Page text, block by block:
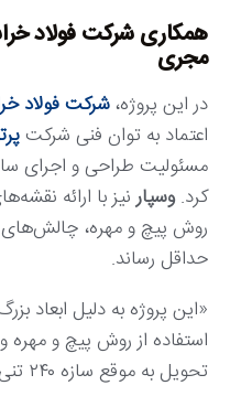
همکاری شرکت فولاد
مجری
در این پروژه، شرکت فولاد
اعتماد به توان فنی شرکت
مسئولیت طراحی و اجرای
کرد.وسپارنیز با ارائه
روش پیچ و مهره، چالش‌های
حداقل رساند.
«این پروژه به دلیل ابعاد
استفاده از روش پیچ و
تحویل به موقع سازه ۲۴۰ تنی را فراهم کرد.»